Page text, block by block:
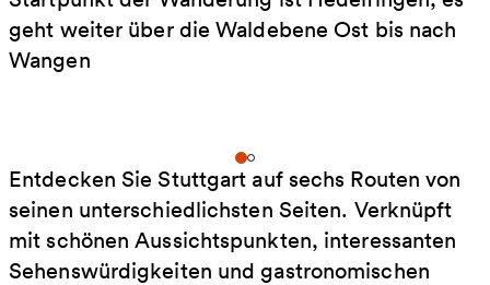
geht weiter über die Waldebene Ost bis nach
Wangen
Entdecken Sie Stuttgart auf sechs Routen von
seinen unterschiedlichsten Seiten. Verknüpft
mit schönen Aussichtspunkten, interessanten
Sehenswürdigkeiten und gastronomischen